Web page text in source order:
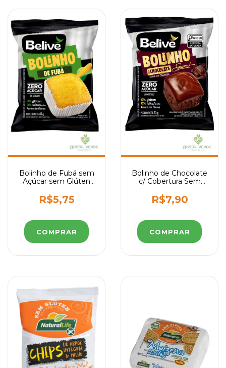
Bolinho de Fubá sem
Açúcar sem Glúten
R$5,75
Bolinho de Chocolate
c/ Cobertura Sem
Sem Leite Belive 45g
R$7,90